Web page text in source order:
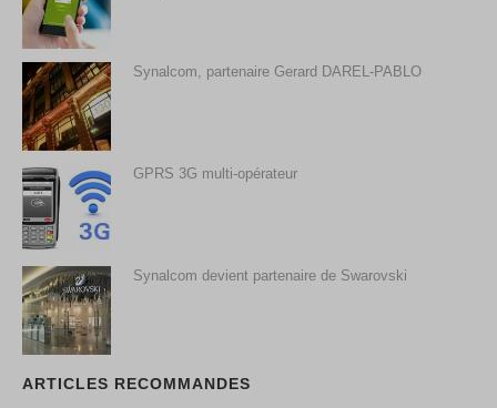
Synalcom, partenaire Gerard DAREL-PABLO
GPRS 3G multi-opérateur
Synalcom devient partenaire de Swarovski
ARTICLES RECOMMANDES